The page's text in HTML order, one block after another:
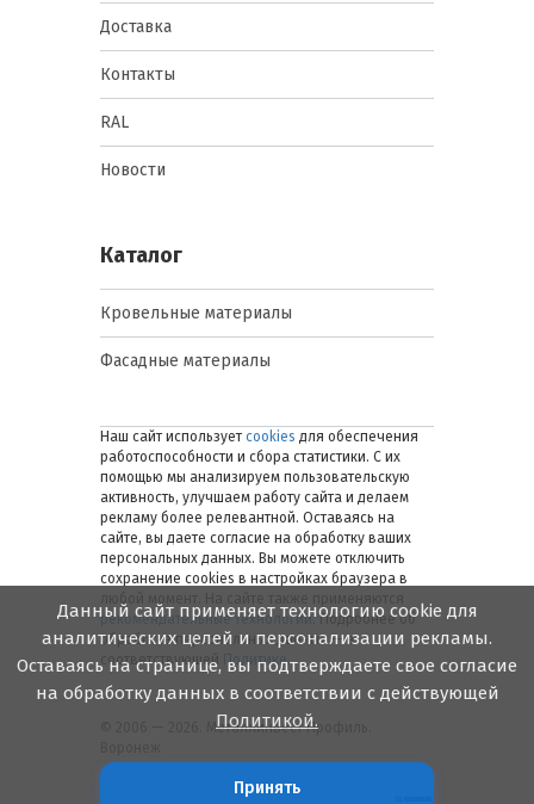
Доставка
Контакты
RAL
Новости
Каталог
Кровельные материалы
Фасадные материалы
Наш сайт использует cookies для обеспечения
работоспособности и сбора статистики. С их
помощью мы анализируем пользовательскую
активность, улучшаем работу сайта и делаем
рекламу более релевантной. Оставаясь на
сайте, вы даете согласие на обработку ваших
персональных данных. Вы можете отключить
сохранение cookies в настройках браузера в
рекомендательные технологии. Подробнее об
обработке персональных данных — в
соответствующей
Политике.
© 2006 — 2026. Металлинвест Профиль.
Данный сайт применяет технологию cookie для
аналитических целей и персонализации рекламы.
Оставаясь на странице, вы подтверждаете свое согласие
на обработку данных в соответствии с действующей
Политикой.
Принять